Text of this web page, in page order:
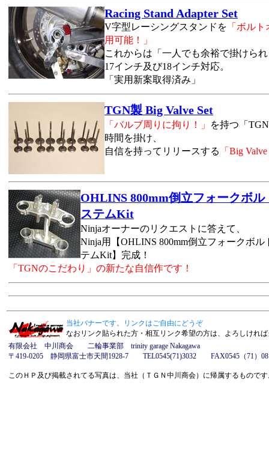
Racing Stand Adapter Set
V字型レーシングスタンドを 「ボル
用可能！」
これからは「一人でも余裕で掛けら
17インチ及び18インチ対応。
「実用新案取得済み」
TGN製 Big Valve Set
「バルブ周りに拘り！」
を持つ「
時間を掛け、
自信を持ってリリースする
「Big
OHLINS 800mm倒立フォークボル
ステムKit
Ninjaオーナーのリクエストに答えて、
Ninja用【OHLINS 800mm倒立フォークボル
テムKit】完成！
「TGNのこだわり」の新たな自信作です！
当社バナーです。リンクはご自由にどうぞ
なおリンク貼られた方・相互リンク希望の方は、よろしけれ
有限会社 中川商会 二輪事業部 trinity garage Nakagawa
〒419-0205 静岡県富士市天間1928-7 TEL0545(71)3032 FAX0545（71）
このＨＰ及び掲載されてる写真は、当社（ＴＧＮ中川商会）に帰属するもので